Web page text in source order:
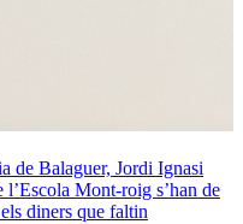
de Balaguer, Jordi Ignasi
Mont-roig s’han de
diners que faltin